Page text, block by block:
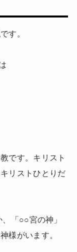
す。
です。キリスト
リストひとりだ
「○○宮の神」
様がいます。